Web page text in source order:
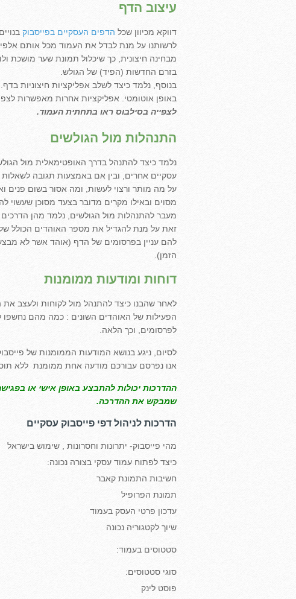
עיצוב הדף
דווקא מכיוון שכל הדפים העסקיים בפייסבוק
לרשותנו על מנת לבדל את העמוד מכל אותם
מבחינה חיצונית, כך שיכלול תמונת שער מושכת
בזרם החדשות (הפיד) של הגולש.
בנוסף, נלמד כיצד לשלב אפליקציות חיצוניות
באופן אוטומטי. אפליקציות אחרות מאפשרות
לצפייה בסילבוס ראו בתחתית העמוד.
התנהלות מול הגולשים
נלמד כיצד להתנהל בדרך האופטימאלית מול
עסקיים אחרים, ובין אם באמצעות תגובה
על מה מותר ורצוי לעשות, ומה אסור בשום פנים
מסוים ובאילו מקרים מדובר בצעד מסוכן שעשוי
מעבר להתנהלות מול הגולשים, נלמד מהן הדרכים
זאת על מנת להגדיל את מספר האוהדים הכולל
להם עניין בפרסומים של הדף (אוהד אשר לא
הזמן).
דוחות ומודעות ממומנות
לאחר שהבנו כיצד להתנהל מול לקוחות ולעצב
הפעילות של האוהדים השונים : כמה מהם נחשפו
לפרסומים, וכך הלאה.
לסיום, ניגע בנושא המודעות הממומנות של
אנו נפרסם עבורכם מודעה אחת ממומנת ללא
ההדרכות יכולות להתבצע באופן אישי או
שמבקש את ההדרכה.
הדרכות לניהול דפי פייסבוק עסקיים
מהי פייסבוק- יתרונות וחסרונות , שימוש בישראל
כיצד לפתוח עמוד עסקי בצורה נכונה:
חשיבות התמונת קאבר
תמונת הפרופיל
עדכון פרטי העסק בעמוד
שיוך לקטגוריה נכונה
סטטוסים בעמוד:
סוגי סטטוסים:
פוסט לינק